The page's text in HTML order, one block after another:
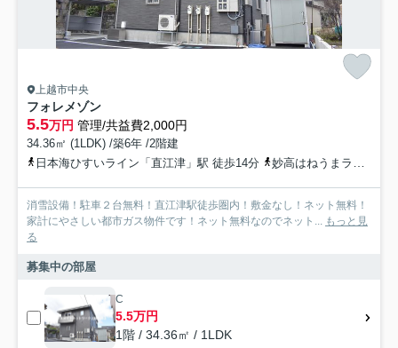
上越市中央
フォレメゾン
5.5万円 管理/共益費2,000円
34.36㎡ (1LDK) /築6年 /2階建
日本海ひすいライン「直江津」駅 徒歩14分
妙高はねうまライン「直江津」駅 徒歩14分
消雪設備！駐車２台無料！直江津駅徒歩圏内！敷金なし！ネット無料！
家計にやさしい都市ガス物件です！ネット無料なのでネット... もっと見
る
募集中の部屋
C
5.5万円
1階 / 34.36㎡ / 1LDK